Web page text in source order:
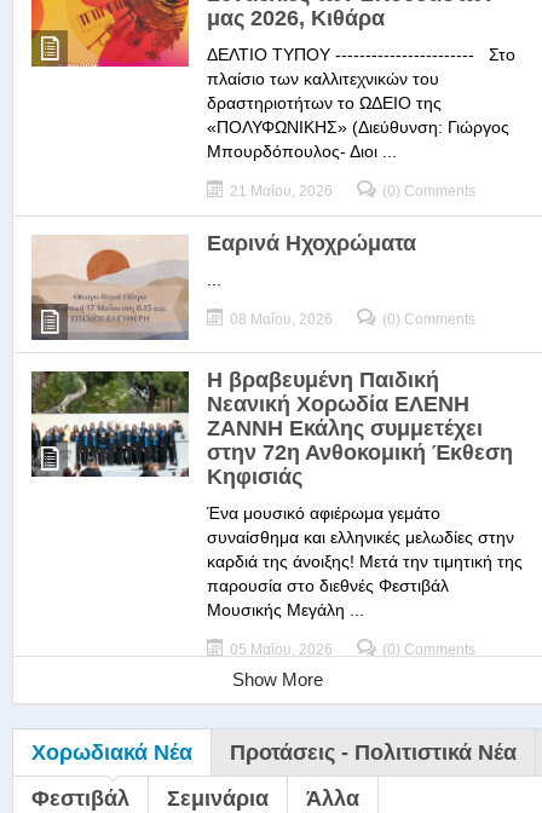
μας 2026, Κιθάρα
ΔΕΛΤΙΟ ΤΥΠΟΥ ----------------------- Στο
πλαίσιο των καλλιτεχνικών του
δραστηριοτήτων το ΩΔΕΙΟ της
«ΠΟΛΥΦΩΝΙΚΗΣ» (Διεύθυνση: Γιώργος
Μπουρδόπουλος- Διοι ...
21 Μαΐου, 2026 (0) Comments
Εαρινά Ηχοχρώματα
08 Μαΐου, 2026 (0) Comments
Η βραβευμένη Παιδική
Νεανική Χορωδία ΕΛΕΝΗ
ΖΑΝΝΗ Εκάλης συμμετέχει
στην 72η Ανθοκομική Έκθεση
Κηφισιάς
Ένα μουσικό αφιέρωμα γεμάτο
συναίσθημα και ελληνικές μελωδίες στην
καρδιά της άνοιξης! Μετά την τιμητική της
παρουσία στο διεθνές Φεστιβάλ
Μουσικής Μεγάλη ...
05 Μαΐου, 2026 (0) Comments
Show More
Χορωδιακά Νέα
Προτάσεις - Πολιτιστικά Νέα
Φεστιβάλ
Σεμινάρια Άλλα